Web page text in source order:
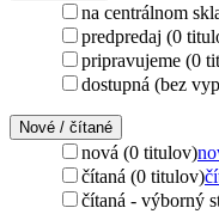
na centrálnom
predpredaj (0
pripravujeme (0
dostupná (bez
Nové / čítané
nová (0 titulov)
čítaná (0 titulov)
čítaná - výborný